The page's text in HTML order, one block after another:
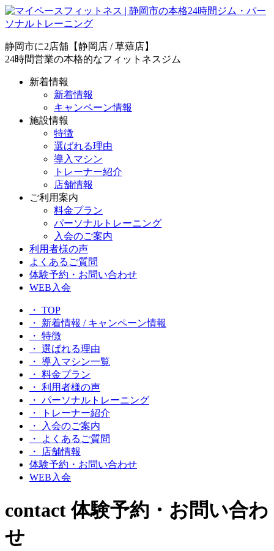
静岡市に2店舗【静岡店 / 草薙店】
24時間営業の本格的なフィットネスジム
新着情報
新着情報
キャンペーン情報
施設情報
特徴
選ばれる理由
導入マシン
トレーナー紹介
店舗情報
ご利用案内
料金プラン
パーソナルトレーニング
入会のご案内
利用者様の声
よくあるご質問
体験予約・お問い合わせ
WEB入会
・ TOP
・ 新着情報 / キャンペーン情報
・ 特徴
・ 選ばれる理由
・ 導入マシン一覧
・ 料金プラン
・ 利用者様の声
・ パーソナルトレーニング
・ トレーナー紹介
・ 入会のご案内
・ よくあるご質問
・ 店舗情報
体験予約・お問い合わせ
WEB入会
contact 体験予約・お問い合わ
せ